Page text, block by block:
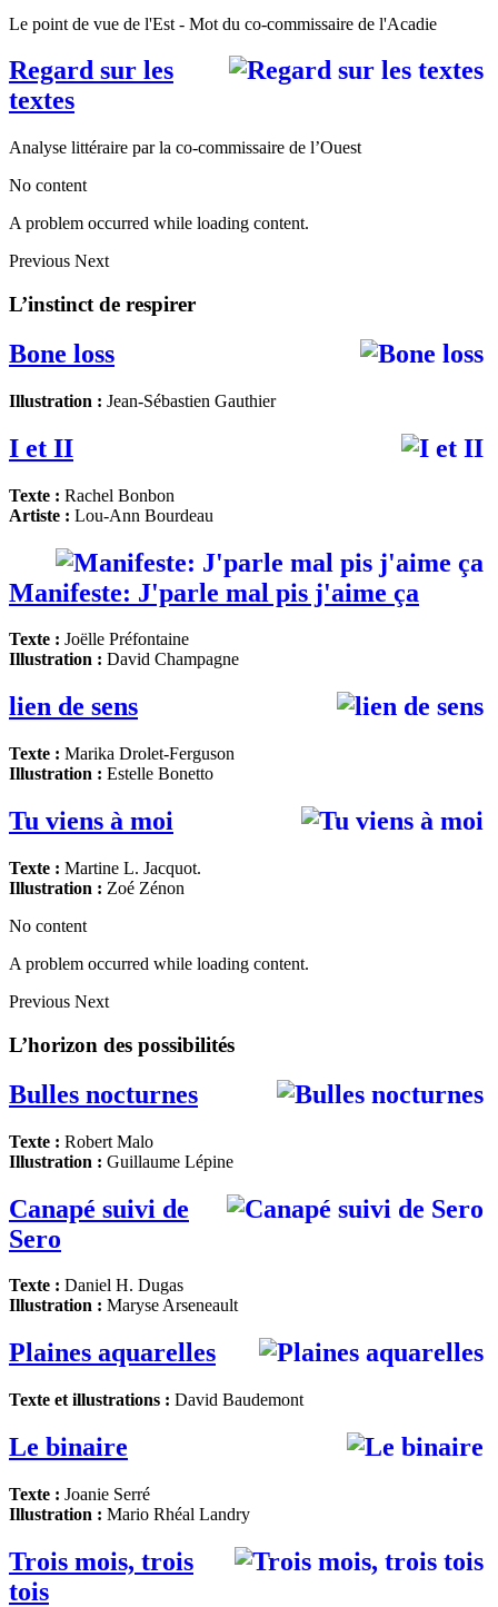
Le point de vue de l'Est - Mot du co-commissaire de l'Acadie
Regard sur les
textes
Analyse littéraire par la co-commissaire de l’Ouest
No content
A problem occurred while loading content.
Previous Next
L’instinct de respirer
Bone loss
Illustration : Jean-Sébastien Gauthier
I et II
Texte : Rachel Bonbon
Artiste : Lou-Ann Bourdeau
Manifeste: J'parle mal pis j'aime ça
Texte : Joëlle Préfontaine
Illustration : David Champagne
lien de sens
Texte : Marika Drolet-Ferguson
Illustration : Estelle Bonetto
Tu viens à moi
Texte : Martine L. Jacquot.
Illustration : Zoé Zénon
No content
A problem occurred while loading content.
Previous Next
L’horizon des possibilités
Bulles nocturnes
Texte : Robert Malo
Illustration : Guillaume Lépine
Canapé suivi de
Sero
Texte : Daniel H. Dugas
Illustration : Maryse Arseneault
Plaines aquarelles
Texte et illustrations : David Baudemont
Le binaire
Texte : Joanie Serré
Illustration : Mario Rhéal Landry
Trois mois, trois
tois